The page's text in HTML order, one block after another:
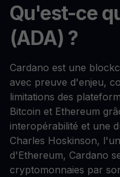
Qu'est-ce
(ADA) ?
Cardano est une
avec preuve d'enjeu,
limitations des
Bitcoin et Ethereum
interopérabilité et une
Charles Hoskinson,
d'Ethereum, Cardano
cryptomonnaies par